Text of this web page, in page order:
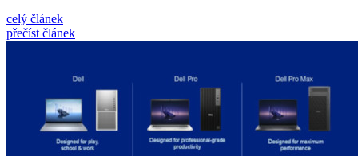
celý článek
přečíst článek